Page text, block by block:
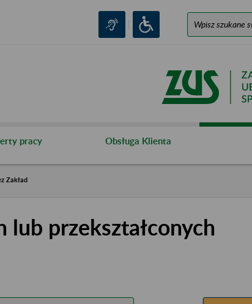
pracy Obsługa Klienta
Zakład
lub przekształconych